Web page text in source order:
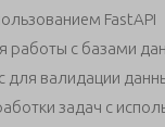
FastAPI
работы с базами
для валидации
задач с